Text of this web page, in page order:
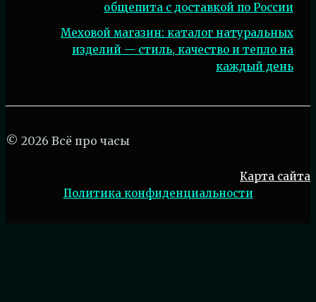
общепита с доставкой по России
Меховой магазин: каталог натуральных
изделий — стиль, качество и тепло на
каждый день
© 2026 Всё про часы
Карта сайта
Политика конфиденциальности